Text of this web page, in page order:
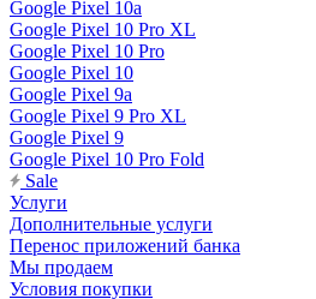
Google Pixel 10a
Google Pixel 10 Pro XL
Google Pixel 10 Pro
Google Pixel 10
Google Pixel 9a
Google Pixel 9 Pro XL
Google Pixel 9
Google Pixel 10 Pro Fold
Sale
Услуги
Дополнительные услуги
Перенос приложений банка
Мы продаем
Условия покупки